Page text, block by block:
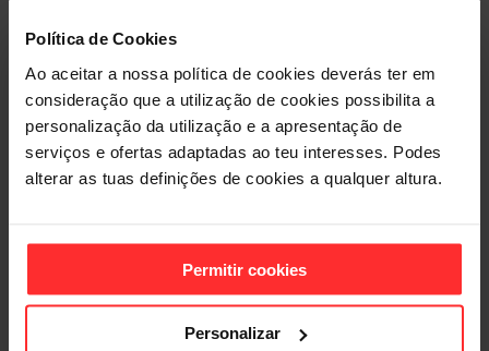
Política de Cookies
Ao aceitar a nossa política de cookies deverás ter em
consideração que a utilização de cookies possibilita a
personalização da utilização e a apresentação de
serviços e ofertas adaptadas ao teu interesses. Podes
alterar as tuas definições de cookies a qualquer altura.
Permitir cookies
Personalizar
CHEGA ONDE
QUERES
Desde
2,99€
Para sempre!
O preço do ginásio deixou de ser uma
desculpa para não treinar!